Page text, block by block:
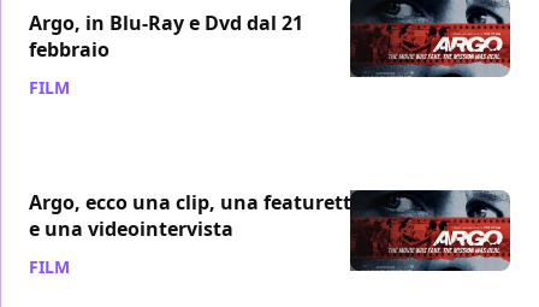
Argo, in Blu-Ray e Dvd dal 21
febbraio
FILM
Argo, ecco una clip, una featurette
e una videointervista
FILM